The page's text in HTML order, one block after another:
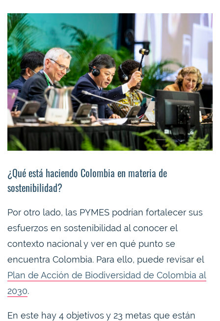
¿Qué está haciendo Colombia en materia de
sostenibilidad?
Por otro lado, las PYMES podrían fortalecer sus
esfuerzos en sostenibilidad al conocer el
contexto nacional y ver en qué punto se
encuentra Colombia. Para ello, puede revisar el
Plan de Acción de Biodiversidad de Colombia al
2030.
En este hay 4 objetivos y 23 metas que están